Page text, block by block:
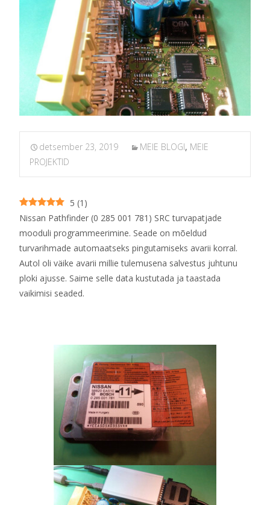
detsember 23, 2019 MEIE BLOGI, MEIE
PROJEKTID
5 (1 )
Nissan Pathfinder (0 285 001 781) SRC turvapatjade
mooduli programmeerimine. Seade on mõeldud
turvarihmade automaatseks pingutamiseks avarii korral.
Autol oli väike avarii millie tulemusena salvestus juhtunu
ploki ajusse. Saime selle data kustutada ja taastada
vaikimisi seaded.